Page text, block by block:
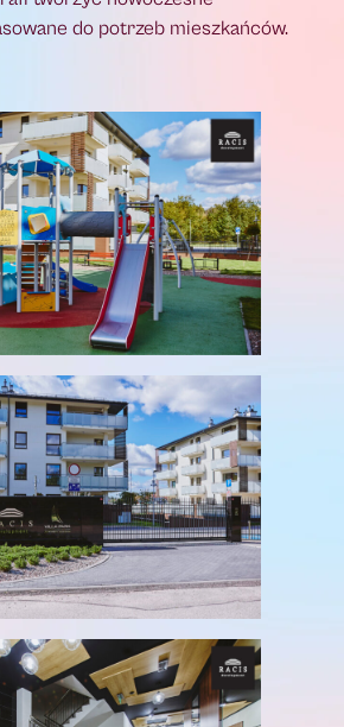
do potrzeb mieszkańców.